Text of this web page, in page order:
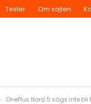
Tester Om sajten
OnePlus Nord 5 sägs inte